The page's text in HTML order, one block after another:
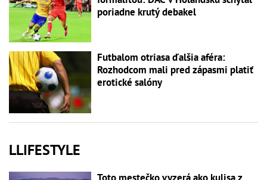
poriadne krutý debakel
Futbalom otriasa ďalšia aféra:
Rozhodcom mali pred zápasmi platiť
erotické salóny
LLIFESTYLE
Toto mestečko vyzerá ako kulisa z